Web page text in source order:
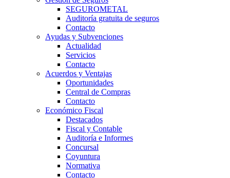
SEGUROMETAL
Auditoría gratuita de seguros
Contacto
Ayudas y Subvenciones
Actualidad
Servicios
Contacto
Acuerdos y Ventajas
Oportunidades
Central de Compras
Contacto
Económico Fiscal
Destacados
Fiscal y Contable
Auditoría e Informes
Concursal
Coyuntura
Normativa
Contacto